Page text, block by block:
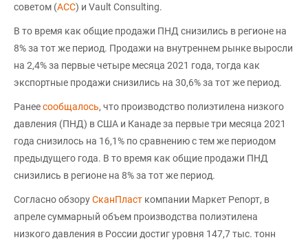
советом (ACC) и Vault Consulting.
В то время как общие продажи ПНД снизились в регионе на
8% за тот же период. Продажи на внутреннем рынке выросли
на 2,4% за первые четыре месяца 2021 года, тогда как
экспортные продажи снизились на 30,6% за тот же период.
Ранеесообщалось, что производство полиэтилена низкого
давления (ПНД) в США и Канаде за первые три месяца 2021
года снизилось на 16,1% по сравнению с тем же периодом
предыдущего года. В то время как общие продажи ПНД
снизились в регионе на 8% за тот же период.
Согласно обзоруСканПласт компании Маркет Репорт, в
апреле суммарный объем производства полиэтилена
низкого давления в России достиг уровня 147,7 тыс. тонн